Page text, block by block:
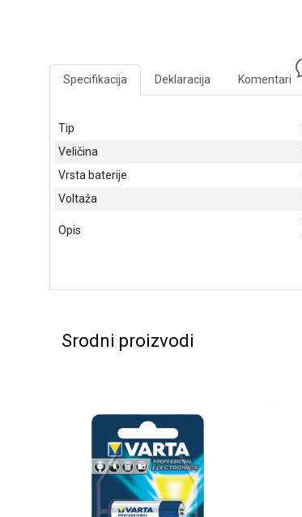
Specifikacija Deklaracija Komentari
Tip
Veličina
Vrsta baterije
Voltaža
Opis
Srodni proizvodi